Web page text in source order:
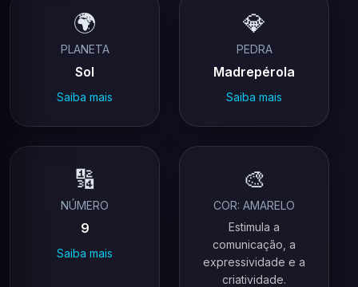
🌍
PLANETA
Sol
Saiba mais
💎
PEDRA
Madrepérola
Saiba mais
🔢
NÚMERO
9
Saiba mais
🎨
COR: AMARELO
Estimula a
comunicação, a
expressividade e a
criatividade.